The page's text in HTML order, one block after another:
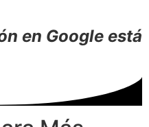
en Google está